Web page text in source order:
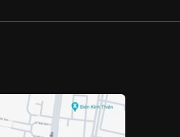
mẽ, hiệu quả,
sức chế biến.
chỉ có công suất